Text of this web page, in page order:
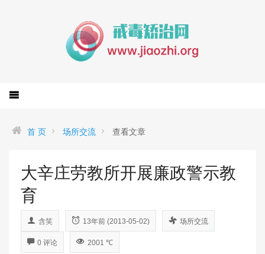
首 页 场所交流 查看文章
大辛庄劳教所开展廉政警示教
育
含笑 13年前 (2013-05-02) 场所交流
0 评论 2001 ℃